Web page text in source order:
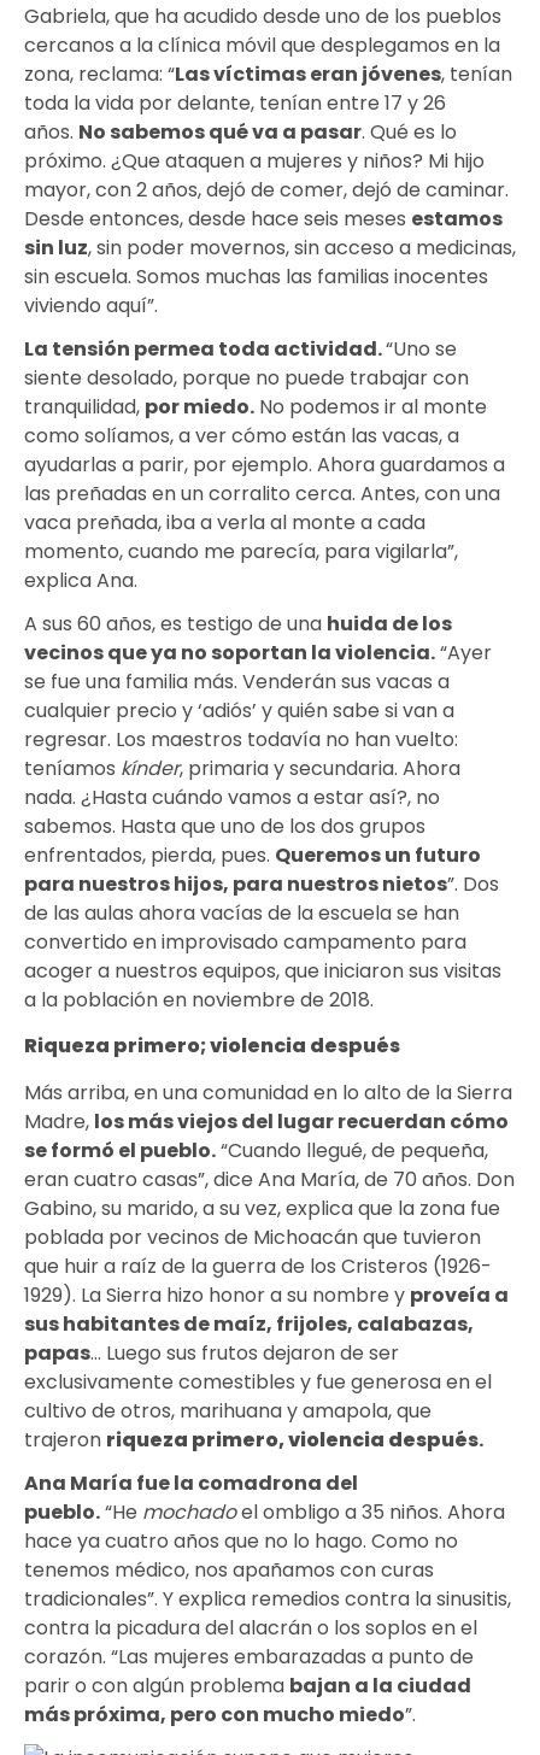
Gabriela, que ha acudido desde uno de los pueblos
cercanos a la clínica móvil que desplegamos en la
zona, reclama: “Las víctimas eran jóvenes, tenían
toda la vida por delante, tenían entre 17 y 26
años. No sabemos qué va a pasar. Qué es lo
próximo. ¿Que ataquen a mujeres y niños? Mi hijo
mayor, con 2 años, dejó de comer, dejó de caminar.
Desde entonces, desde hace seis meses estamos
sin luz, sin poder movernos, sin acceso a medicinas,
sin escuela. Somos muchas las familias inocentes
viviendo aquí”.
La tensión permea toda actividad.“Uno se
siente desolado, porque no puede trabajar con
tranquilidad, por miedo. No podemos ir al monte
como solíamos, a ver cómo están las vacas, a
ayudarlas a parir, por ejemplo. Ahora guardamos a
las preñadas en un corralito cerca. Antes, con una
vaca preñada, iba a verla al monte a cada
momento, cuando me parecía, para vigilarla”,
explica Ana.
A sus 60 años, es testigo de una huida de los
vecinos que ya no soportan la violencia.“Ayer
se fue una familia más. Venderán sus vacas a
cualquier precio y ‘adiós’ y quién sabe si van a
regresar. Los maestros todavía no han vuelto:
teníamos kínder, primaria y secundaria. Ahora
nada. ¿Hasta cuándo vamos a estar así?, no
sabemos. Hasta que uno de los dos grupos
enfrentados, pierda, pues. Queremos un futuro
para nuestros hijos, para nuestros nietos”. Dos
de las aulas ahora vacías de la escuela se han
convertido en improvisado campamento para
acoger a nuestros equipos, que iniciaron sus visitas
a la población en noviembre de 2018.
Riqueza primero; violencia después
Más arriba, en una comunidad en lo alto de la Sierra
Madre, los más viejos del lugar recuerdan cómo
se formó el pueblo.“Cuando llegué, de pequeña,
eran cuatro casas”, dice Ana María, de 70 años. Don
Gabino, su marido, a su vez, explica que la zona fue
poblada por vecinos de Michoacán que tuvieron
que huir a raíz de la guerra de los Cristeros (1926-
1929). La Sierra hizo honor a su nombre y proveía a
sus habitantes de maíz, frijoles, calabazas,
papas… Luego sus frutos dejaron de ser
exclusivamente comestibles y fue generosa en el
cultivo de otros, marihuana y amapola, que
trajeron riqueza primero, violencia después.
Ana María fue la comadrona del
pueblo.“He mochadoel ombligo a 35 niños. Ahora
hace ya cuatro años que no lo hago. Como no
tenemos médico, nos apañamos con curas
tradicionales”. Y explica remedios contra la sinusitis,
contra la picadura del alacrán o los soplos en el
corazón. “Las mujeres embarazadas a punto de
parir o con algún problema bajan a la ciudad
más próxima, pero con mucho miedo”.